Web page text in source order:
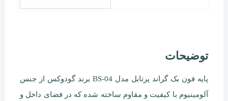
توضیحات
پایه فون بک گراند پرتابل مدل BS-04 برند گودوکس از جنس
آلومینیوم با کیفیت و مقاوم ساخته شده که در فضای داخل و